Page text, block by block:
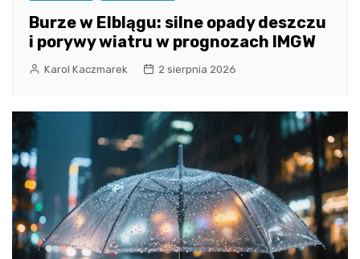
Burze w Elblągu: silne opady deszczu
i porywy wiatru w prognozach IMGW
Karol Kaczmarek 2 sierpnia 2026